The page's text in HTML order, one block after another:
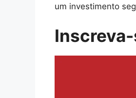
um investimento